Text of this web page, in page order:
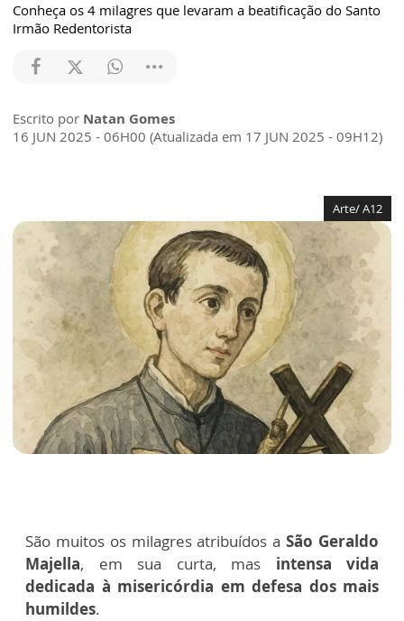
Conheça os 4 milagres que levaram a beatificação do Santo
Irmão Redentorista
Escrito por Natan Gomes
16 JUN 2025 - 06H00 (Atualizada em 17 JUN 2025 - 09H12)
Arte/ A12
São muitos os milagres atribuídos aSão Geraldo
Majella, em sua curta, mas intensa vida
dedicada à misericórdia em defesa dos mais
humildes.